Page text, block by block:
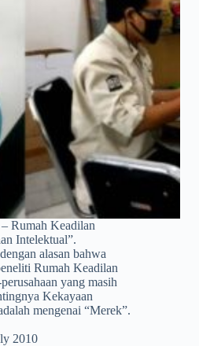
Rumah Keadilan
Intelektual”.
alasan bahwa
Rumah Keadilan
yang masih
Kekayaan
mengenai “Merek”.
2010